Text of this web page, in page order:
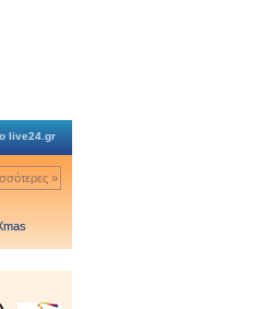
live24.gr
»